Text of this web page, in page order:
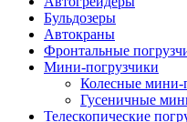
Бульдозеры
Автокраны
Фронтальные
Мини-погрузчики
Колесные мини-
Гусеничные
Телескопические